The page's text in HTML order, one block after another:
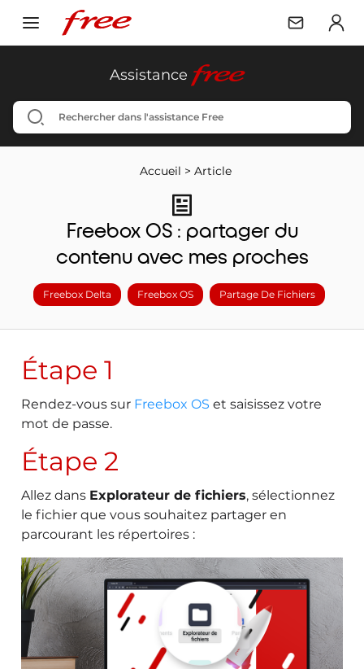
Assistance free
Accueil > Article
Freebox OS : partager du
contenu avec mes proches
Freebox Delta Freebox OS Partage De Fichiers
Étape 1
Rendez-vous sur Freebox OS et saisissez votre
mot de passe.
Étape 2
Allez dans Explorateur de fichiers, sélectionnez
le fichier que vous souhaitez partager en
parcourant les répertoires :